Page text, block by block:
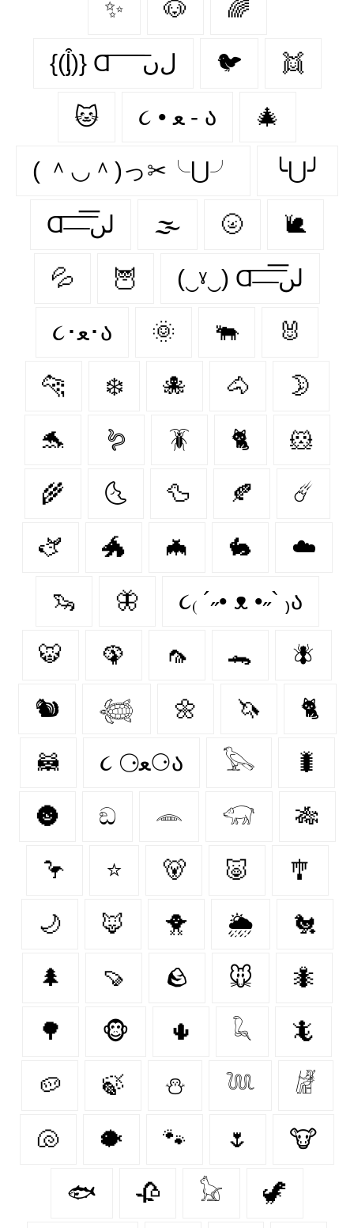
✨ 🐶 🌈
{(ᶅ͒)} Ɑ͞ ͞ ͞ ͞ ͞ ﻝﮞ 🐦‍ 👯‍
🐱 ૮ • ﻌ - ა 🎄
( ＾◡＾)っ✂╰⋃╯ ╰⋃╯
Ɑ͞ ̶͞ ̶͞ ̶͞ لں͞ 🌫️ 🌝 🐌
💦 🦉 (‿ˠ‿) Ɑ͞ ̶͞ ̶͞ ̶͞ لں͞
૮･ﻌ･ა 🌞 🐃 🐰
🐆 ❄️ 🐙 🐴 🌛
🐬 🪱 🪳 🐈 🐹
🌾 🌜 🦆 🍂 ☄️
🫏 🐲 🦇 🐇 ☁️
🦦 🦋 ૮₍ ´˶• ᴥ •˶` ₎ა
🐯 🦚 🦟 🐊 🪰
🐿️ 𓆉 🌼 🦄 🐈‍
🦝 ૮ ⚆ﻌ⚆ა 𓅂 🐛
🌚 ඞ 𓂎 𓃟 🎋
🦩 ⭐ 🐻‍ 🐷 🎐
🌙 🦊 🐥 🌦️ 🐔
🌲 🍠 🪨 🐭 🐜
🌳 🐵 🌵 𓆗 🦎
🥔 🍃 ⛄ 𓆙 𓁈
🐚 🐡 🐾 🌷 🐮
🐟 🥀 𓃠 🦖